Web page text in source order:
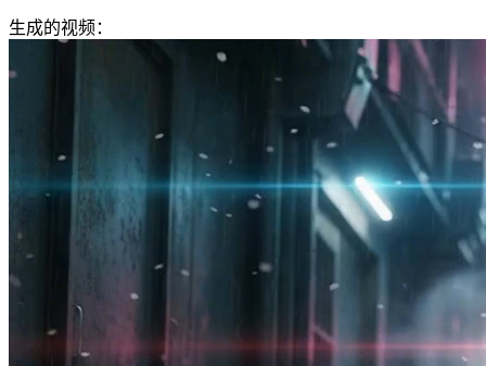
生成的视频：